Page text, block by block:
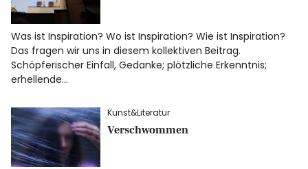
Was ist Inspiration? Wo ist Inspiration? Wie ist Inspiration?
Das fragen wir uns in diesem kollektiven Beitrag.
Schöpferischer Einfall, Gedanke; plötzliche Erkenntnis;
erhellende…
Kunst&Literatur
Verschwommen